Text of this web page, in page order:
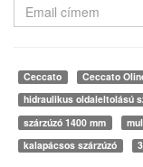
Ceccato Ceccato
hidraulikus oldaleltolású
szárzúzó 1400 mm
kalapácsos szárzúzó